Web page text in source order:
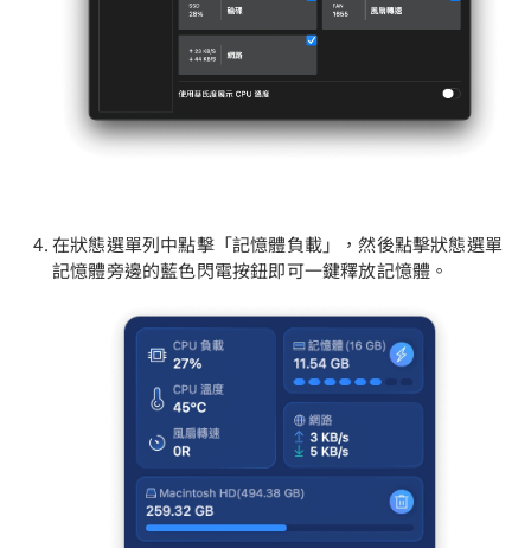
在狀態選單列中點擊「記憶體負載」，然後點擊狀態選單
記憶體旁邊的藍色閃電按鈕即可一鍵釋放記憶體。